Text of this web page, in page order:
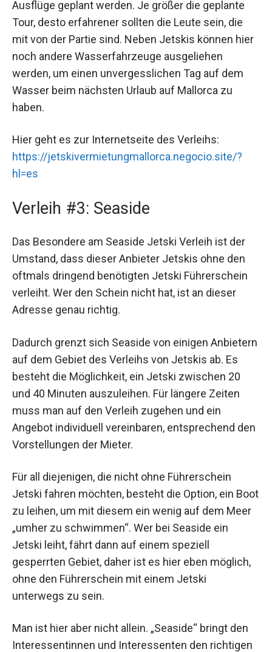
Ausflüge geplant werden. Je größer die geplante
Tour, desto erfahrener sollten die Leute sein, die
mit von der Partie sind. Neben Jetskis können hier
noch andere Wasserfahrzeuge ausgeliehen
werden, um einen unvergesslichen Tag auf dem
Wasser beim nächsten Urlaub auf Mallorca zu
haben.
Hier geht es zur Internetseite des Verleihs:
https://jetskivermietungmallorca.negocio.site/?
hl=es
Verleih #3: Seaside
Das Besondere am Seaside Jetski Verleih ist der
Umstand, dass dieser Anbieter Jetskis ohne den
oftmals dringend benötigten Jetski Führerschein
verleiht. Wer den Schein nicht hat, ist an dieser
Adresse genau richtig.
Dadurch grenzt sich Seaside von einigen Anbietern
auf dem Gebiet des Verleihs von Jetskis ab. Es
besteht die Möglichkeit, ein Jetski zwischen 20
und 40 Minuten auszuleihen. Für längere Zeiten
muss man auf den Verleih zugehen und ein
Angebot individuell vereinbaren, entsprechend den
Vorstellungen der Mieter.
Für all diejenigen, die nicht ohne Führerschein
Jetski fahren möchten, besteht die Option, ein Boot
zu leihen, um mit diesem ein wenig auf dem Meer
„umher zu schwimmen“. Wer bei Seaside ein
Jetski leiht, fährt dann auf einem speziell
gesperrten Gebiet, daher ist es hier eben möglich,
ohne den Führerschein mit einem Jetski
unterwegs zu sein.
Man ist hier aber nicht allein. „Seaside“ bringt den
Interessentinnen und Interessenten den richtigen